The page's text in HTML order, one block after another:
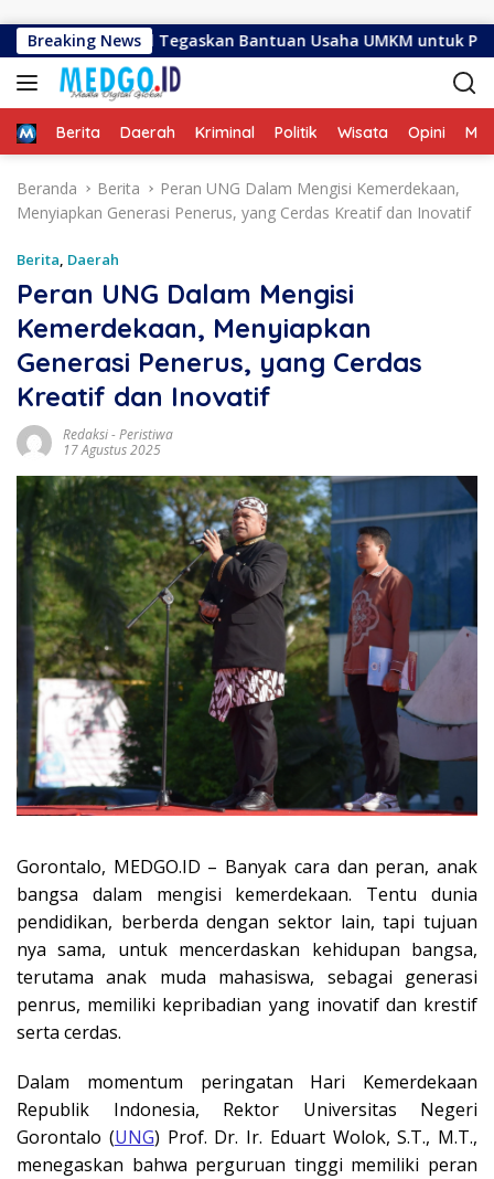
Breaking News
Ismail Tegaskan Bantuan Usaha UMKM untuk Produksi,
HomeBerita Daerah Kriminal Politik Wisata Opini
Beranda Berita
Peran UNG Dalam Mengisi Kemerdekaan,
Menyiapkan Generasi Penerus, yang Cerdas Kreatif dan Inovatif
Berita, Daerah
Peran UNG Dalam Mengisi
Kemerdekaan, Menyiapkan
Generasi Penerus, yang Cerdas
Kreatif dan Inovatif
Redaksi-Peristiwa
17 Agustus 2025
Gorontalo, MEDGO.ID – Banyak cara dan peran, anak
bangsa dalam mengisi kemerdekaan. Tentu dunia
pendidikan, berberda dengan sektor lain, tapi tujuan
nya sama, untuk mencerdaskan kehidupan bangsa,
terutama anak muda mahasiswa, sebagai generasi
penrus, memiliki kepribadian yang inovatif dan krestif
serta cerdas.
Dalam momentum peringatan Hari Kemerdekaan
Republik Indonesia, Rektor Universitas Negeri
Gorontalo (UNG) Prof. Dr. Ir. Eduart Wolok, S.T., M.T.,
menegaskan bahwa perguruan tinggi memiliki peran